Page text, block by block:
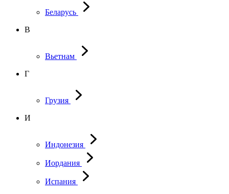
Беларусь
В
Вьетнам
Г
Грузия
И
Индонезия
Иордания
Испания